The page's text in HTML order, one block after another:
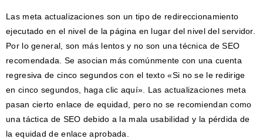
Las meta actualizaciones son un tipo de redireccionamiento
ejecutado en el nivel de la página en lugar del nivel del servidor.
Por lo general, son más lentos y no son una técnica de SEO
recomendada. Se asocian más comúnmente con una cuenta
regresiva de cinco segundos con el texto «Si no se le redirige
en cinco segundos, haga clic aquí». Las actualizaciones meta
pasan cierto enlace de equidad, pero no se recomiendan como
una táctica de SEO debido a la mala usabilidad y la pérdida de
la equidad de enlace aprobada.